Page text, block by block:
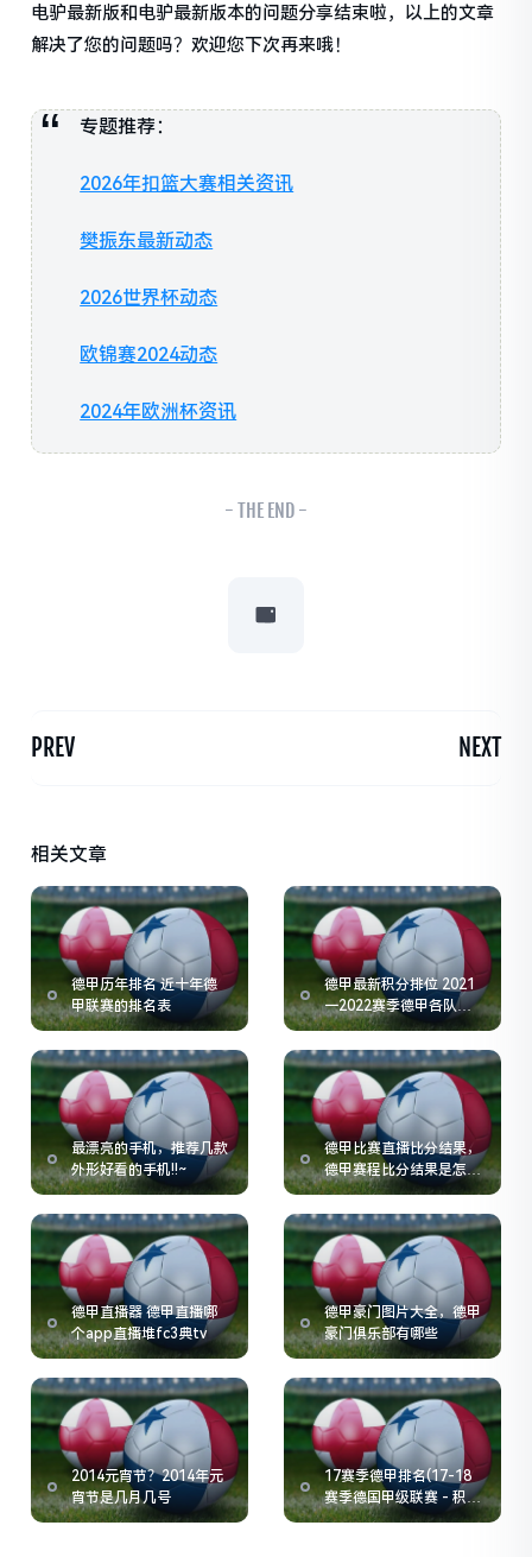
电驴最新版和电驴最新版本的问题分享结束啦，以上的文章
解决了您的问题吗？欢迎您下次再来哦！
专题推荐：
2026年扣篮大赛相关资讯
樊振东最新动态
2026世界杯动态
欧锦赛2024动态
2024年欧洲杯资讯
- THE END -
PREV NEXT
相关文章
德甲历年排名 近十年德
甲联赛的排名表
德甲最新积分排位 2021
一2022赛季德甲各队积
分
最漂亮的手机，推荐几款
外形好看的手机!!~
德甲比赛直播比分结果，
德甲赛程比分结果是怎么
样的
德甲直播器 德甲直播哪
个app直播堆fc3典tv
德甲豪门图片大全，德甲
豪门俱乐部有哪些
2014元宵节？2014年元
宵节是几月几号
17赛季德甲排名(17-18
赛季德国甲级联赛 - 积分
榜)